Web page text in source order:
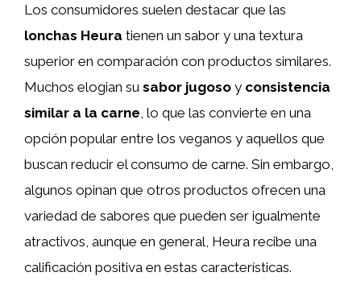
Los consumidores suelen destacar que las
lonchas Heura tienen un sabor y una textura
superior en comparación con productos similares.
Muchos elogian su sabor jugoso y consistencia
similar a la carne , lo que las convierte en una
opción popular entre los veganos y aquellos que
buscan reducir el consumo de carne. Sin embargo,
algunos opinan que otros productos ofrecen una
variedad de sabores que pueden ser igualmente
atractivos, aunque en general, Heura recibe una
calificación positiva en estas características.